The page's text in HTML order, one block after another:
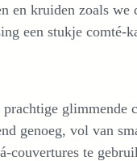
en kruiden zoals we
een stukje comté-
glimmende
genoeg, vol van
couvertures te